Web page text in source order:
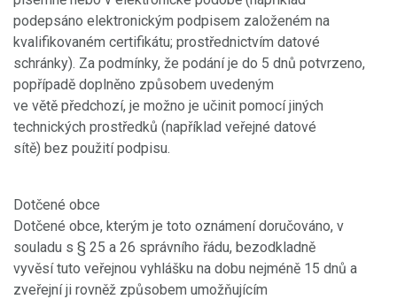
podepsáno elektronickým podpisem založeném na
kvalifikovaném certifikátu; prostřednictvím datové
schránky). Za podmínky, že podání je do 5 dnů potvrzeno,
popřípadě doplněno způsobem uvedeným
ve větě předchozí, je možno je učinit pomocí jiných
technických prostředků (například veřejné datové
sítě) bez použití podpisu.
Dotčené obce
Dotčené obce, kterým je toto oznámení doručováno, v
souladu s § 25 a 26 správního řádu, bezodkladně
vyvěsí tuto veřejnou vyhlášku na dobu nejméně 15 dnů a
zveřejní ji rovněž způsobem umožňujícím